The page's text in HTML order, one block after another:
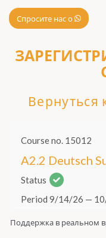
Спросите нас о
Вернуться
Поддержка в реальном